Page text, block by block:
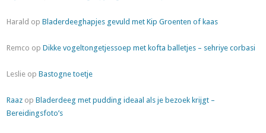
Harald opBladerdeeghapjes gevuld met Kip Groenten of kaas
Remco opDikke vogeltongetjessoep met kofta balletjes – sehriye corbasi
Leslie opBastogne toetje
Raaz opBladerdeeg met pudding ideaal als je bezoek krijgt –
Bereidingsfoto’s